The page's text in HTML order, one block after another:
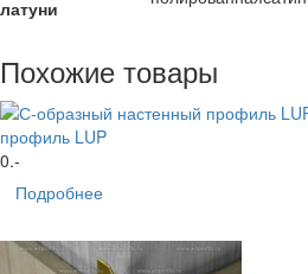
латуни
Похожие товары
профиль LUP
0.-
Подробнее